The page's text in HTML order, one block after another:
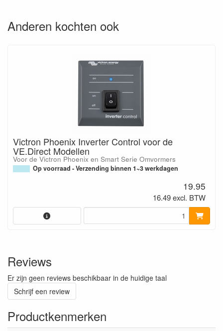
Anderen kochten ook
Victron Phoenix Inverter Control voor de
VE.Direct Modellen
Voor de Victron Phoenix en Smart Serie Omvormers
Op voorraad - Verzending binnen 1~3 werkdagen
19.95
16.49 excl. BTW
Reviews
Er zijn geen reviews beschikbaar in de huidige taal
Schrijf een review
Productkenmerken